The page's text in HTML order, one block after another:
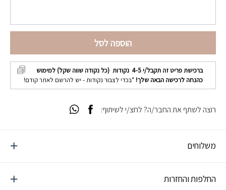
הוספה לסל
ברכישת פריט זה תקבל/י 4-5 נקודות (כל נקודה שווה שקל) למימוש
כהנחה לרכישה הבאה שלך! *בכדי לצבור נקודות - יש להרשם לאתר קודם!
משלוחים
החלפות והחזרות
רוצה לשתף את החבר/ה? לחצ/י לשיתוף: